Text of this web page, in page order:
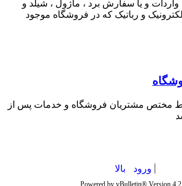
و یا سفارش برد ، ماژول ، شیلد و
و رباتیک که در فروشگاه موجود
مختص مشتریان فروشگاه و خدمات پس از
ورود بالا
Powered by vBulletin® Version